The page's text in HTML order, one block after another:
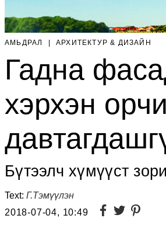
АМЬДРАЛ AРХИТЕКТУР & ДИЗАЙН
Гадна
хэрхэн
Бүтээлч хүмүүст
Text: Г.Тэмүүлэн
2018-07-04, 10:49